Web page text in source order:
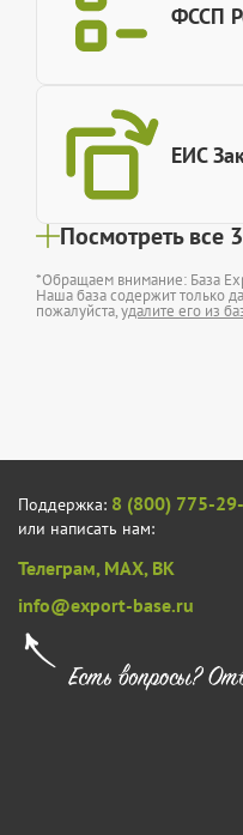
ФССП
ЕИС
Посмотреть все
*Обращаем внимание: База
Наша база содержит только
пожалуйста,удалите его из
Поддержка: 8 (800) 775-
или написать нам:
Телеграм, MAX, ВК
info@export-base.ru